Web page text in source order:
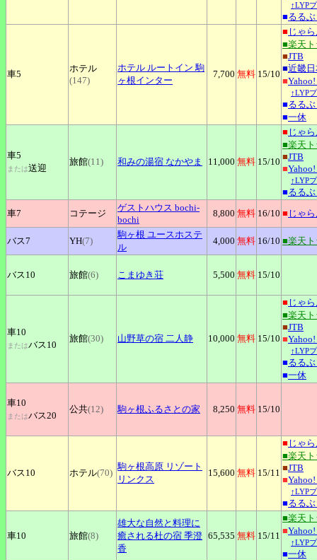
↑LYP
■るる
車5
ホテル
(147)
ホテル ルートイン 駒
ヶ根インター
7,700 無料 15/10
■ じゃ
■楽天
■JTB
■近畿
■
↑LYP
■るる
■一休
車5
または送迎
旅館(11) 和みの湯宿 なかやま 11,000 無料 15/10
■ じゃ
■楽天
■JTB
■
↑LYP
■るる
車7
コテージ
ゲストハウス bochi‐
bochi
8,800 無料 16/10 ■ じゃ
バス7 YH(7)
駒ヶ根 ユースホステ
ル
4,000 無料 16/10 ■楽天
バス10 旅館(6) こまゆき荘 5,500 無料 15/10
車10
またはバス10
旅館(30) 山野草の宿 二人静 10,000 無料 15/10
■ じゃ
■楽天
■JTB
■
↑LYP
■るる
■一休
車10
またはバス20
公共(12) 駒ヶ根ふるさとの家 8,250 無料 15/10
バス10 ホテル(70)
駒ヶ根高原 リゾート
リンクス
15,600 無料 15/11
■ じゃ
■楽天
■JTB
■
↑LYP
■るる
車10 旅館(8)
雄大な自然と料理に
癒される杜の宿 季澄
香
65,535 無料 15/11
■楽天
■
↑LYP
■一休